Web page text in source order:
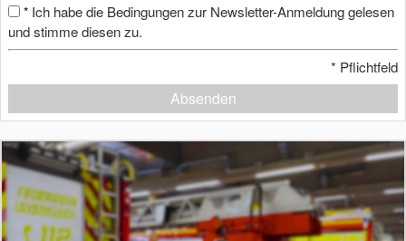
* Ich habe die Bedingungen zur Newsletter-Anmeldung gelesen
und stimme diesen zu.
* Pflichtfeld
Absenden